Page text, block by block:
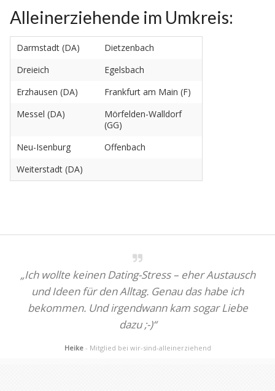
Alleinerziehende im Umkreis:
Darmstadt (DA)
Dietzenbach
Dreieich
Egelsbach
Erzhausen (DA)
Frankfurt am Main (F)
Messel (DA)
Mörfelden-Walldorf
(GG)
Neu-Isenburg
Offenbach
Weiterstadt (DA)
„Ich wollte keinen Dating-Stress – eher Austausch
und Ideen für den Alltag. Genau das habe ich
bekommen. Und irgendwann kam sogar Liebe
dazu ;-)“
Heike - Mitglied bei wir-sind-alleinerziehend